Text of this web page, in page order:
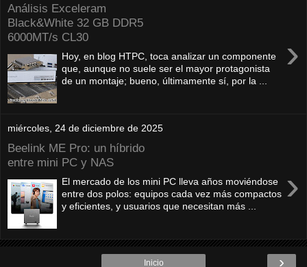
Análisis Exceleram
Black&White 32 GB DDR5
6000MT/s CL30
›
Hoy, en blog HTPC, toca analizar un componente
que, aunque no suele ser el mayor protagonista
de un montaje; bueno, últimamente sí, por la ...
miércoles, 24 de diciembre de 2025
Beelink ME Pro: un híbrido
entre mini PC y NAS
›
El mercado de los mini PC lleva años moviéndose
entre dos polos: equipos cada vez más compactos
y eficientes, y usuarios que necesitan más ...
›
Inicio